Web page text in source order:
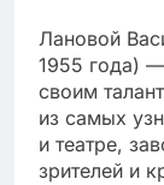
Лановой
1955 года)
своим
из самых
и театре,
зрителей и